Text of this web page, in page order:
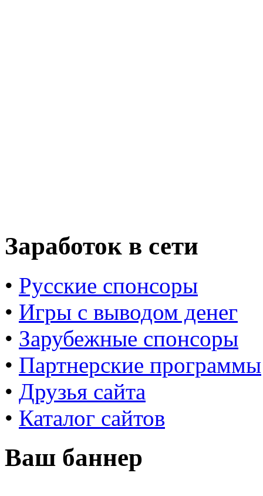
Заработок в сети
• Русские спонсоры
• Игры с выводом денег
• Зарубежные спонсоры
• Партнерские программы
• Друзья сайта
• Каталог сайтов
Ваш баннер